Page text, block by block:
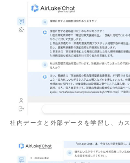
社内データと外部データを学習し、カ